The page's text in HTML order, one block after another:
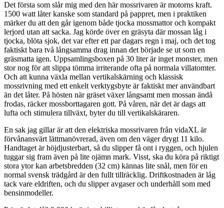
Det första som slår mig med den här mossrivaren är motorns kraft.
1500 watt låter kanske som standard på pappret, men i praktiken
märker du att den går igenom både tjocka mossmattor och kompakt
lerjord utan att sacka. Jag körde över en gräsyta där mossan låg i
tjocka, blöta sjok, det var efter ett par dagars regn i maj, och det tog
faktiskt bara två långsamma drag innan det började se ut som en
gräsmatta igen. Uppsamlingsboxen på 30 liter är inget monster, men
stor nog för att slippa tömma irriterande ofta på normala villatomter.
Och att kunna växla mellan vertikalskärning och klassisk
mossrivning med ett enkelt verktygsbyte är faktiskt mer användbart
än det låter. På hösten när gräset växer långsamt men mossan ändå
frodas, räcker mossborttagaren gott. På våren, när det är dags att
lufta och stimulera tillväxt, byter du till vertikalskäraren.
En sak jag gillar är att den elektriska mossrivaren från vidaXL är
förvånansvärt lättmanövrerad, även om den väger drygt 11 kilo.
Handtaget är höjdjusterbart, så du slipper få ont i ryggen, och hjulen
tuggar sig fram även på lite ojämn mark. Visst, ska du köra på riktigt
stora ytor kan arbetsbredden (32 cm) kännas lite snål, men för en
normal svensk trädgård är den fullt tillräcklig. Driftkostnaden är låg
tack vare eldriften, och du slipper avgaser och underhåll som med
bensinmodeller.